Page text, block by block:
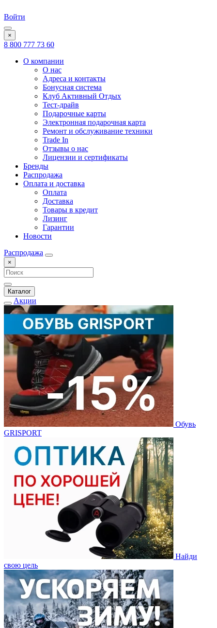
Войти
×
8 800 777 73 60
О компании
О нас
Адреса и контакты
Бонусная система
Клуб Активный Отдых
Тест-драйв
Подарочные карты
Электронная подарочная карта
Ремонт и обслуживание техники
Trade In
Отзывы о нас
Лицензии и сертификаты
Бренды
Распродажа
Оплата и доставка
Оплата
Доставка
Товары в кредит
Лизинг
Гарантии
Новости
Распродажа
×
Каталог
Акции
Обувь
GRISPORT
Найди
свою цель